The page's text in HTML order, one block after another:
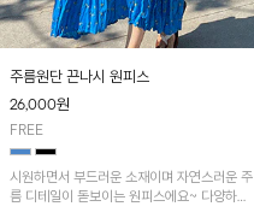
주름원단 끈나시 원피스
26,000원
FREE
시원하면서 부드러운 소재이며 자연스러운 주
름 디테일이 돋보이는 원피스에요~ 다양하게